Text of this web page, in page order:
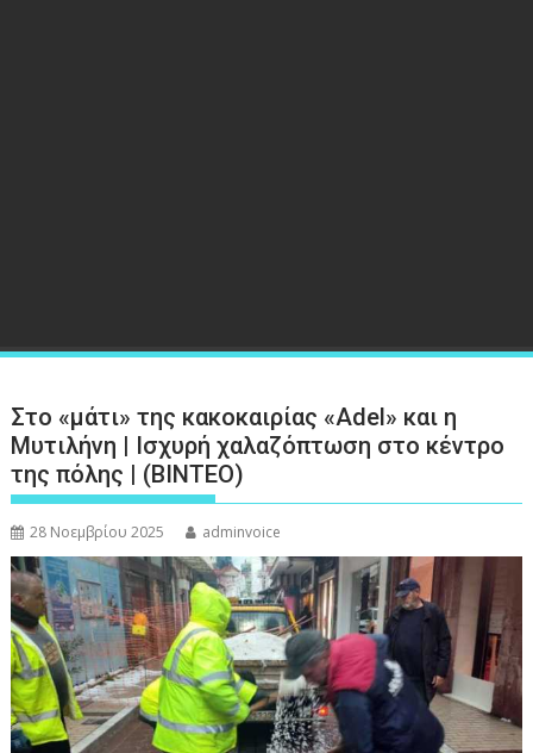
Στο «μάτι» της κακοκαιρίας «Adel» και η
Μυτιλήνη | Ισχυρή χαλαζόπτωση στο κέντρο
της πόλης | (ΒΙΝΤΕΟ)
28 Νοεμβρίου 2025 adminvoice